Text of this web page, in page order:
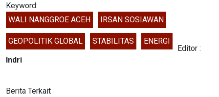
Keyword:
WALI NANGGROE ACEH
IRSAN SOSIAWAN
GEOPOLITIK GLOBAL STABILITAS ENERGI
Editor :
Indri
Berita Terkait